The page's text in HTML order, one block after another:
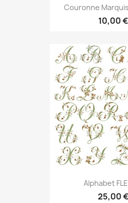
Couronne
10,00 €
Alphabet
25,00 €